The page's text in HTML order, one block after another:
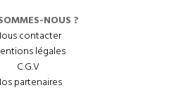
NOUS ?
contacter
légales
C.G.V
partenaires